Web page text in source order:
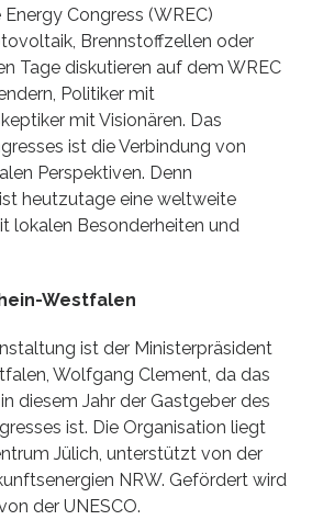
Congress (WREC)
Brennstoffzellen oder
Tage diskutieren auf dem WREC
Politiker mit
mit Visionären. Das
ist die Verbindung von
Perspektiven. Denn
heutzutage eine weltweite
lokalen Besonderheiten und
Westfalen
ist der Ministerpräsident
Wolfgang Clement, da das
diesem Jahr der Gastgeber des
ist. Die Organisation liegt
Jülich, unterstützt von der
NRW. Gefördert wird
der UNESCO.